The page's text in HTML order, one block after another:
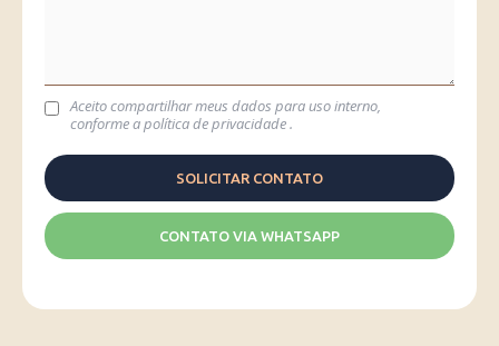
Aceito compartilhar meus dados para uso interno,
conforme apolítica de privacidade.
CONTATO VIA WHATSAPP